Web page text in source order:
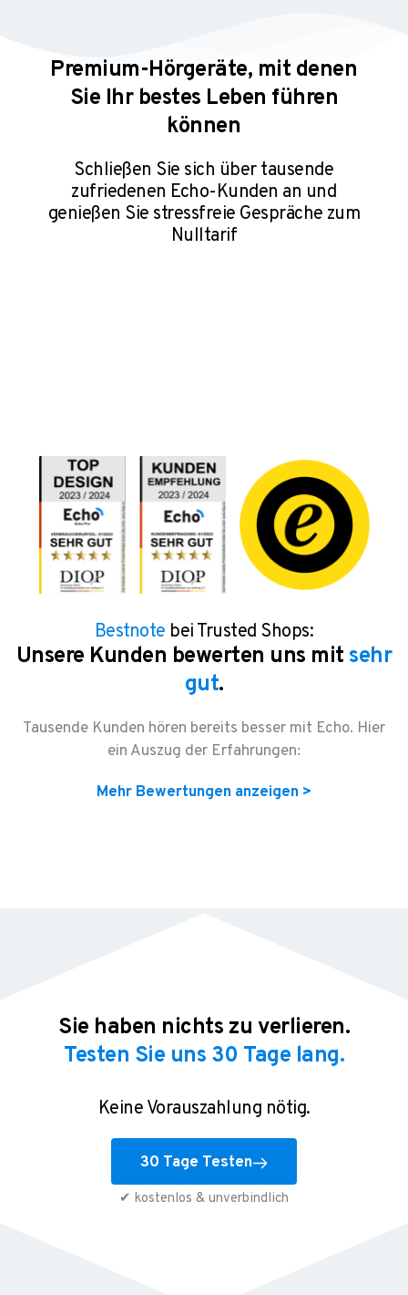
Premium-Hörgeräte, mit denen
Sie Ihr bestes Leben führen
können
Schließen Sie sich über tausende
zufriedenen Echo-Kunden an und
genießen Sie stressfreie Gespräche⁠ zum
Nulltarif
Bestnote bei Trusted Shops:
Unsere Kunden bewerten uns mitsehr
gut.
Tausende Kunden hören bereits besser mit Echo. Hier
ein Auszug der Erfahrungen:
Mehr Bewertungen anzeigen >
Sie haben nichts zu verlieren.
Testen Sie uns 30 Tage lang.
Keine Vorauszahlung nötig.
30 Tage Testen
✔ kostenlos & unverbindlich